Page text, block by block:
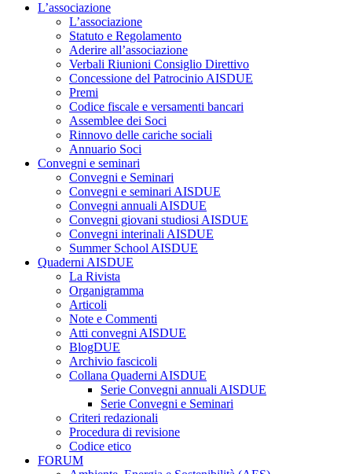
L’associazione
L’associazione
Statuto e Regolamento
Aderire all’associazione
Verbali Riunioni Consiglio Direttivo
Concessione del Patrocinio AISDUE
Premi
Codice fiscale e versamenti bancari
Assemblee dei Soci
Rinnovo delle cariche sociali
Annuario Soci
Convegni e seminari
Convegni e Seminari
Convegni e seminari AISDUE
Convegni annuali AISDUE
Convegni giovani studiosi AISDUE
Convegni interinali AISDUE
Summer School AISDUE
Quaderni AISDUE
La Rivista
Organigramma
Articoli
Note e Commenti
Atti convegni AISDUE
BlogDUE
Archivio fascicoli
Collana Quaderni AISDUE
Serie Convegni annuali AISDUE
Serie Convegni e Seminari
Criteri redazionali
Procedura di revisione
Codice etico
FORUM